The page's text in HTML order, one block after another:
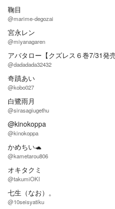
鞠目
@marime-degozai
宮永レン
@miyanagaren
アバタロー【クズレス６巻7/31発
@dadadada32432
奇蹟あい
@kobo027
白鷺雨月
@sirasagiugethu
@kinokoppa
@kinokoppa
かめちい🐢
@kametarou806
オキタクミ
@takumiOKI
七生（なお）。
@10seisyatiku